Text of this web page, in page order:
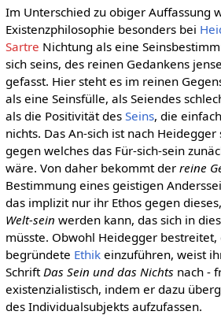
Im Unterschied zu obiger Auffassung
Existenzphilosophie besonders bei
Sartre Nichtung als eine
sich seins, des reinen Gedankens
gefasst. Hier steht es im reinen
als eine Seinsfülle, als Seiendes
als die Positivität des Seins, die
nichts. Das An-sich ist nach Heidegger
gegen welches das Für-sich-sein
wäre. Von daher bekommt der reine
Bestimmung eines geistigen
das implizit nur ihr Ethos gegen
Welt-sein werden kann, das sich in
müsste. Obwohl Heidegger
begründete Ethikeinzuführen, weist
Schrift Das Sein und das Nichts nach -
existenzialistisch, indem er dazu
des Individualsubjekts aufzufassen.